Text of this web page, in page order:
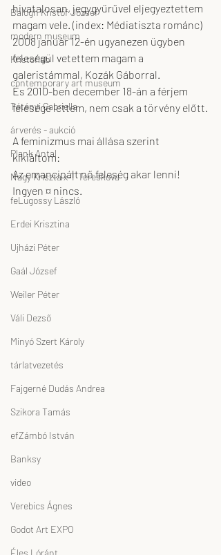
Balogh Kristóf József
modern museum
Kristoflab
contemporary art museum
Tétényi Gabriella
árverés - aukció
Plank Antal
Nagy Kriszta x-T Tereskova
feLugossy László
Erdei Krisztina
Ujházi Péter
Gaál József
Weiler Péter
Váli Dezső
Minyó Szert Károly
tárlatvezetés
Fajgerné Dudás Andrea
Szikora Tamás
efZámbó István
Banksy
video
Verebics Ágnes
Godot Art EXPO
Éles Lóránt
hivatalosan, jegygyűrűvel eljegyeztettem
magam vele. (index: Médiatiszta románc)
2008 január 12-én ugyanezen ügyben
feleségül vetettem magam a
galeristámmal, Kozák Gáborral.
És 2010-ben december 18-án a férjem
felesége lettem, nem csak a törvény előtt.
A feminizmus mai állása szerint
kikiáltom:
Az emancipált nő feleség akar lenni!
Ingyen ¤ nincs.